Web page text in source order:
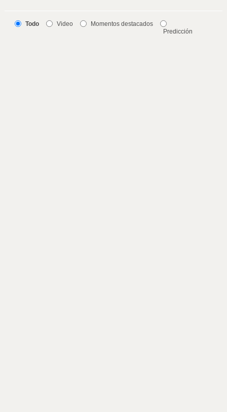
Todo Video
Momentos destacados
Predicción